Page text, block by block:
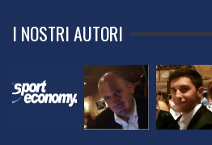
I NOSTRI AUTORI